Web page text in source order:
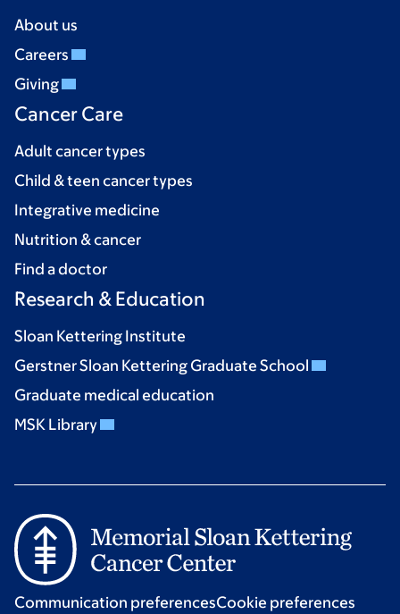
About us
Careers
Giving
Cancer Care
Adult cancer types
Child & teen cancer types
Integrative medicine
Nutrition & cancer
Find a doctor
Research & Education
Sloan Kettering Institute
Gerstner Sloan Kettering Graduate School
Graduate medical education
MSK Library
Communication preferencesCookie preferences